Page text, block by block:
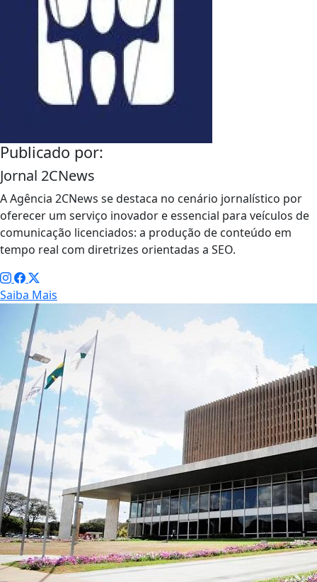
Publicado por:
Jornal 2CNews
A Agência 2CNews se destaca no cenário jornalístico por
oferecer um serviço inovador e essencial para veículos de
comunicação licenciados: a produção de conteúdo em
tempo real com diretrizes orientadas a SEO.
Saiba Mais